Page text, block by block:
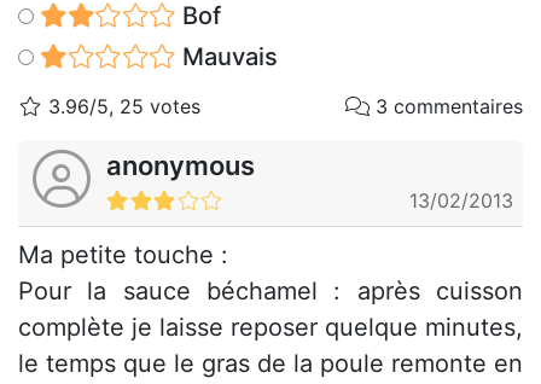
Bof
Mauvais
3.96/5, 25 votes 3 commentaires
anonymous
13/02/2013
Ma petite touche :
Pour la sauce béchamel : après cuisson
complète je laisse reposer quelque minutes,
le temps que le gras de la poule remonte en